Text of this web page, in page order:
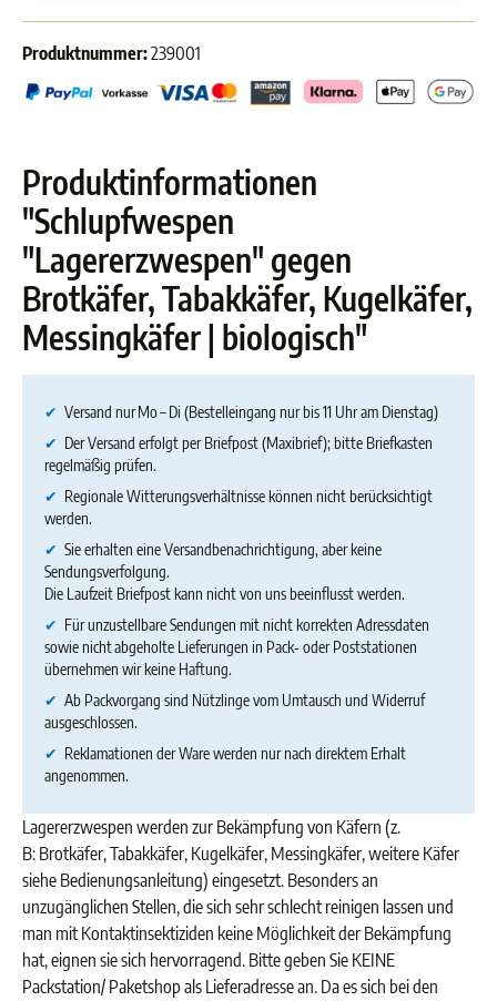
Produktnummer:239001
Produktinformationen
"Schlupfwespen
"Lagererzwespen" gegen
Brotkäfer, Tabakkäfer, Kugelkäfer,
Messingkäfer | biologisch"
✔ Versand nur Mo – Di (Bestelleingang nur bis 11 Uhr am Dienstag)
✔ Der Versand erfolgt per Briefpost (Maxibrief); bitte Briefkasten
regelmäßig prüfen.
✔ Regionale Witterungsverhältnisse können nicht berücksichtigt
werden.
✔ Sie erhalten eine Versandbenachrichtigung, aber keine
Sendungsverfolgung.
Die Laufzeit Briefpost kann nicht von uns beeinflusst werden.
✔ Für unzustellbare Sendungen mit nicht korrekten Adressdaten
sowie nicht abgeholte Lieferungen in Pack‑ oder Poststationen
übernehmen wir keine Haftung.
✔ Ab Packvorgang sind Nützlinge vom Umtausch und Widerruf
ausgeschlossen.
✔ Reklamationen der Ware werden nur nach direktem Erhalt
angenommen.
Lagererzwespen werden zur Bekämpfung von Käfern (z.
B: Brotkäfer, Tabakkäfer, Kugelkäfer, Messingkäfer, weitere Käfer
siehe Bedienungsanleitung) eingesetzt. Besonders an
unzugänglichen Stellen, die sich sehr schlecht reinigen lassen und
man mit Kontaktinsektiziden keine Möglichkeit der Bekämpfung
hat, eignen sie sich hervorragend. Bitte geben Sie KEINE
Packstation/ Paketshop als Lieferadresse an. Da es sich bei den